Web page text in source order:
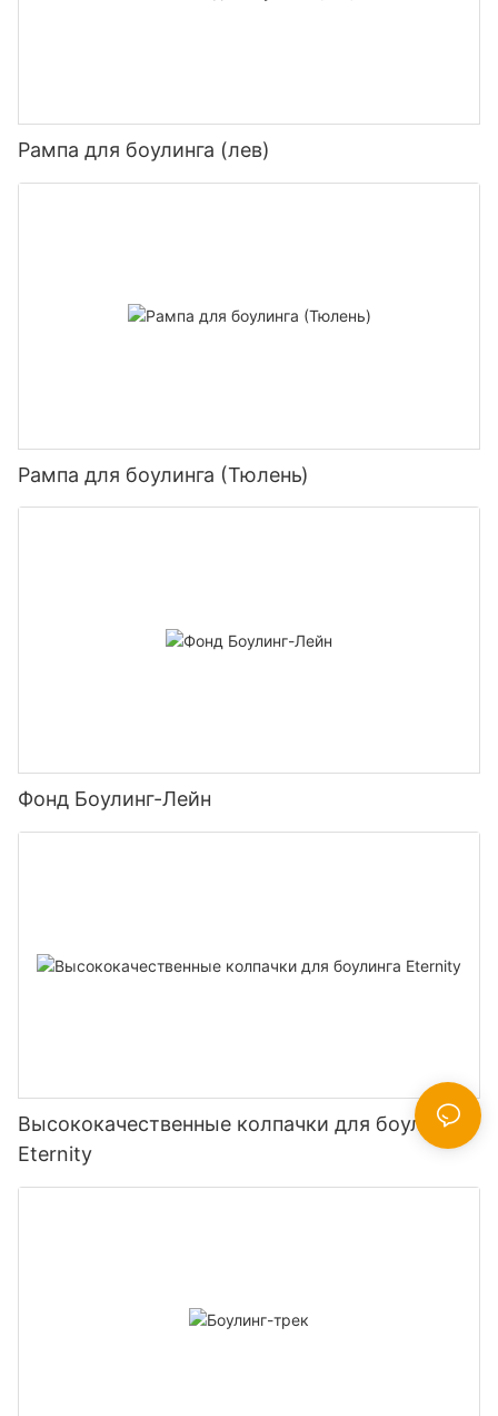
Рампа для боулинга (лев)
Рампа для боулинга (Тюлень)
Фонд Боулинг-Лейн
Высококачественные колпачки для боулинга
Eternity